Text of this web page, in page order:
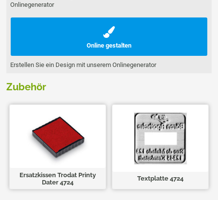
Onlinegenerator
Online gestalten
Erstellen Sie ein Design mit unserem Onlinegenerator
Zubehör
Ersatzkissen Trodat Printy
Dater 4724
Textplatte 4724